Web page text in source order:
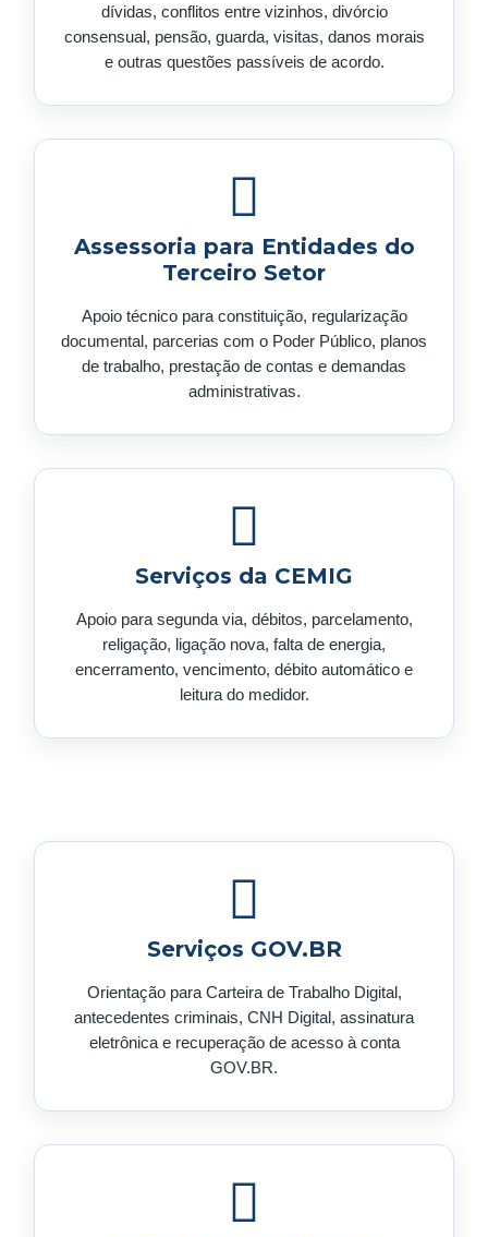
dívidas, conflitos entre vizinhos, divórcio
consensual, pensão, guarda, visitas, danos morais
e outras questões passíveis de acordo.
Assessoria para Entidades do
Terceiro Setor
Apoio técnico para constituição, regularização
documental, parcerias com o Poder Público, planos
de trabalho, prestação de contas e demandas
administrativas.
Serviços da CEMIG
Apoio para segunda via, débitos, parcelamento,
religação, ligação nova, falta de energia,
encerramento, vencimento, débito automático e
leitura do medidor.
Serviços GOV.BR
Orientação para Carteira de Trabalho Digital,
antecedentes criminais, CNH Digital, assinatura
eletrônica e recuperação de acesso à conta
GOV.BR.